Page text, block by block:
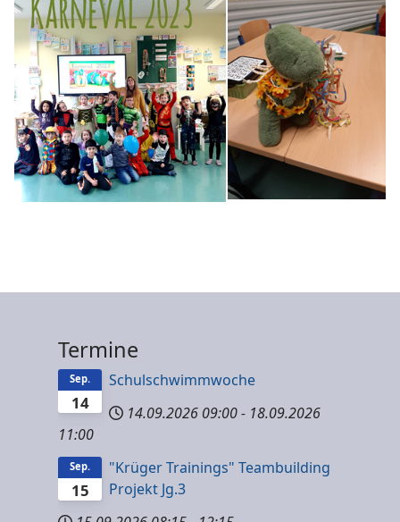
Termine
14
Sep.
Schulschwimmwoche
14.09.2026 09:00- 18.09.2026
11:00
15
Sep.
"Krüger Trainings" Teambuilding
Projekt Jg.3